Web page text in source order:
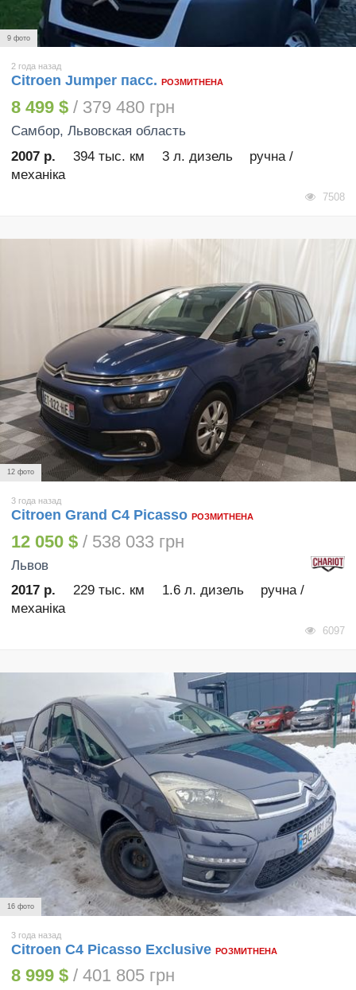
9 фото
2 года назад
Citroen Jumper пасс. РОЗМИТНЕНА
8 499 $ / 379 480 грн
Самбор, Львовская область
2007 р.
394 тыс. км 3 л. дизель
ручна /
механіка
7508
12 фото
3 года назад
Citroen Grand C4 Picasso РОЗМИТНЕНА
12 050 $ / 538 033 грн
Львов
2017 р.
229 тыс. км 1.6 л. дизель
ручна /
механіка
6097
16 фото
3 года назад
Citroen C4 Picasso Exclusive РОЗМИТНЕНА
8 999 $ / 401 805 грн